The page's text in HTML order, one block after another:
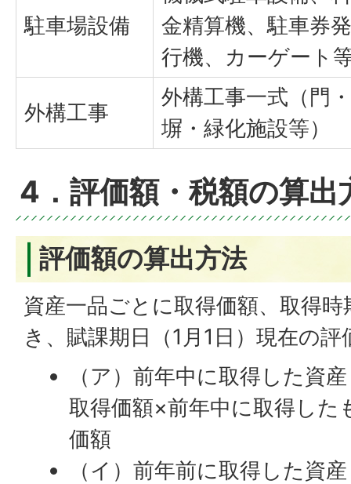
駐車場設備
金精算機、駐車券発
行機、カーゲート
外構工事
外構工事一式（門・
塀・緑化施設等）
4．評価額・税額の算出
評価額の算出方法
資産一品ごとに取得価額、取得
き、賦課期日（1月1日）現在の
（ア）前年中に取得した資産
取得価額×前年中に取得した
価額
（イ）前年前に取得した資産